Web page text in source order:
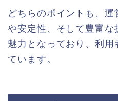
どちらのポイントも、
や安定性、そして豊富
魅力となっており、利
ています。